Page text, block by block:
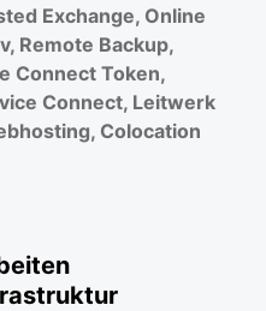
Exchange, Online
Remote Backup,
Connect Token,
Connect, Leitwerk
Colocation